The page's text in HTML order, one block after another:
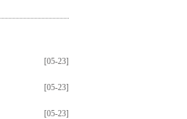
[05-23]
[05-23]
[05-23]